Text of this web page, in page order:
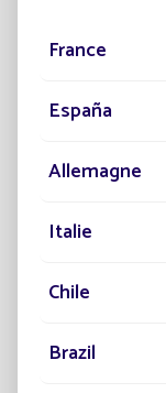
en Uruguay
Moins d’un an
d’accord en
France
España
Allemagne
Italie
Chile
Brazil